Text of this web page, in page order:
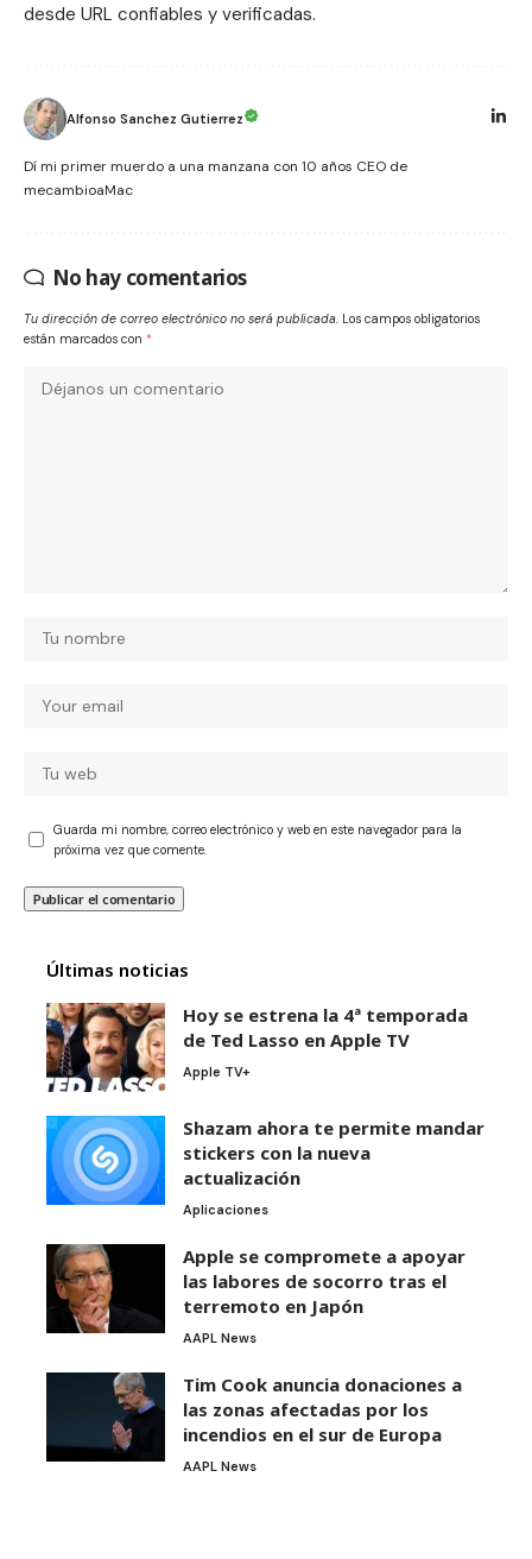
desde URL confiables y verificadas.
Alfonso Sanchez Gutierrez
Dí mi primer muerdo a una manzana con 10 años CEO de
mecambioaMac
No hay comentarios
Tu dirección de correo electrónico no será publicada. Los campos obligatorios
están marcados con *
Guarda mi nombre, correo electrónico y web en este navegador para la
próxima vez que comente.
Últimas noticias
Hoy se estrena la 4ª temporada
de Ted Lasso en Apple TV
Apple TV+
Shazam ahora te permite mandar
stickers con la nueva
actualización
Aplicaciones
Apple se compromete a apoyar
las labores de socorro tras el
terremoto en Japón
AAPL News
Tim Cook anuncia donaciones a
las zonas afectadas por los
incendios en el sur de Europa
AAPL News